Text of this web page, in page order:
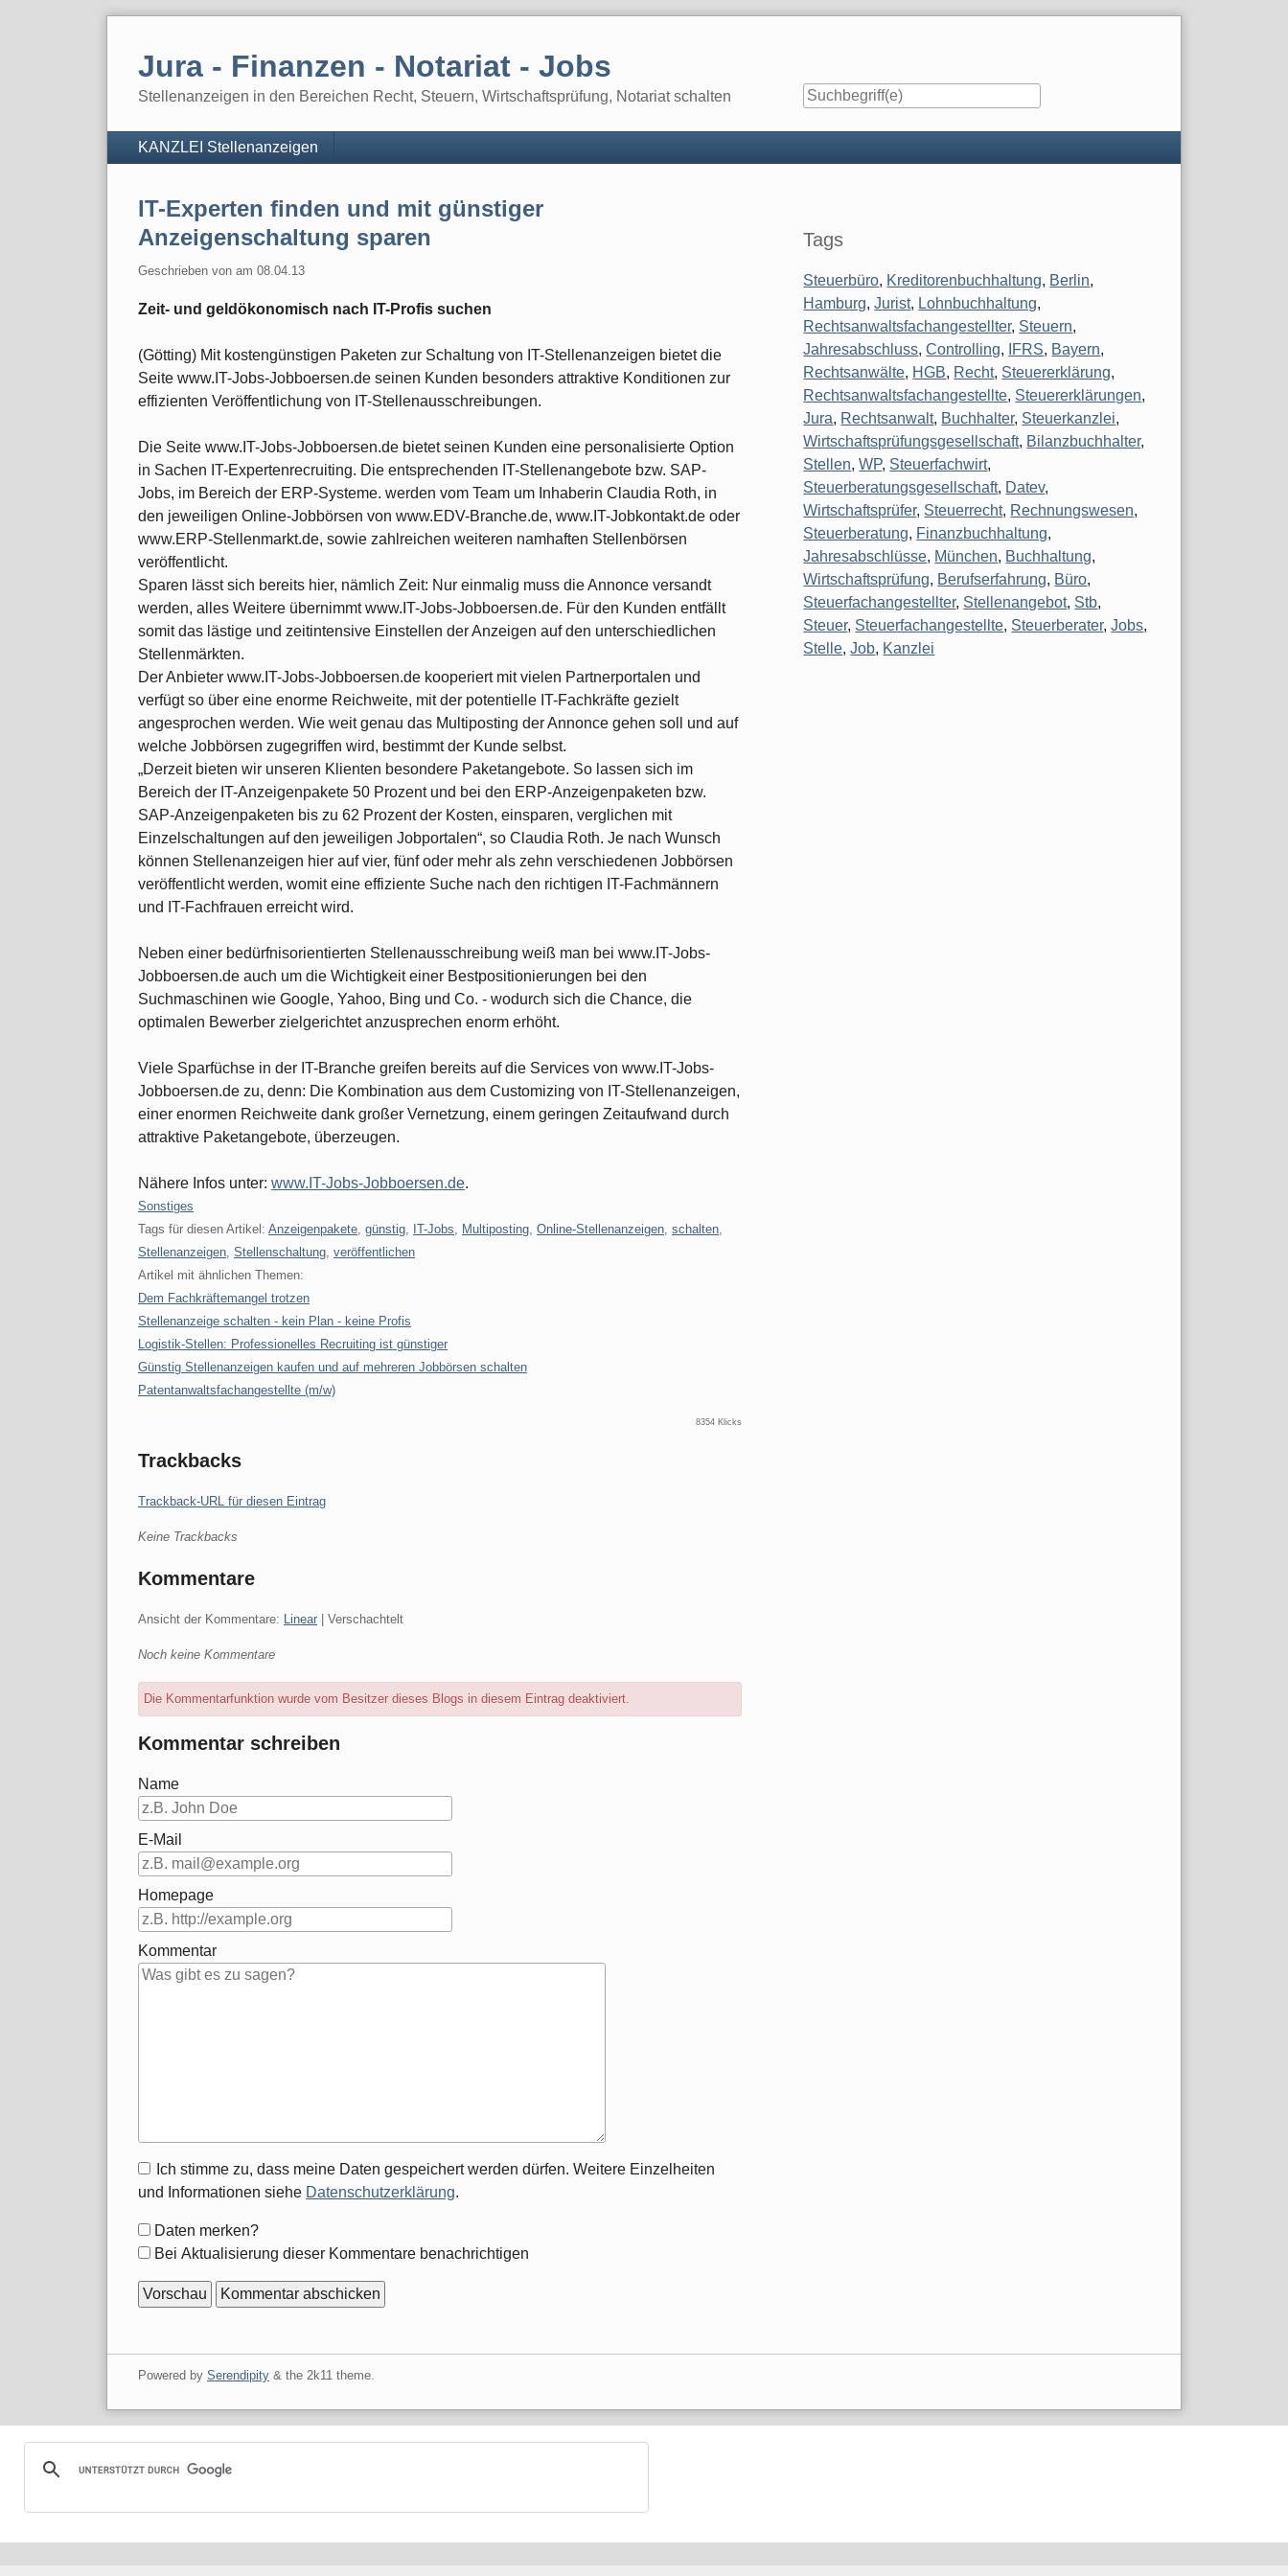
Jura - Finanzen - Notariat - Jobs
Stellenanzeigen in den Bereichen Recht, Steuern, Wirtschaftsprüfung, Notariat schalten
Navigation
KANZLEI Stellenanzeigen
IT-Experten finden und mit günstiger
Anzeigenschaltung sparen
Geschrieben von am 08.04.13
Zeit- und geldökonomisch nach IT-Profis suchen
(Götting) Mit kostengünstigen Paketen zur Schaltung von IT-Stellenanzeigen bietet die
Seite www.IT-Jobs-Jobboersen.de seinen Kunden besonders attraktive Konditionen zur
effizienten Veröffentlichung von IT-Stellenausschreibungen.
Die Seite www.IT-Jobs-Jobboersen.de bietet seinen Kunden eine personalisierte Option
in Sachen IT-Expertenrecruiting. Die entsprechenden IT-Stellenangebote bzw. SAP-
Jobs, im Bereich der ERP-Systeme. werden vom Team um Inhaberin Claudia Roth, in
den jeweiligen Online-Jobbörsen von www.EDV-Branche.de, www.IT-Jobkontakt.de oder
www.ERP-Stellenmarkt.de, sowie zahlreichen weiteren namhaften Stellenbörsen
veröffentlicht.
Sparen lässt sich bereits hier, nämlich Zeit: Nur einmalig muss die Annonce versandt
werden, alles Weitere übernimmt www.IT-Jobs-Jobboersen.de. Für den Kunden entfällt
somit das lästige und zeitintensive Einstellen der Anzeigen auf den unterschiedlichen
Stellenmärkten.
Der Anbieter www.IT-Jobs-Jobboersen.de kooperiert mit vielen Partnerportalen und
verfügt so über eine enorme Reichweite, mit der potentielle IT-Fachkräfte gezielt
angesprochen werden. Wie weit genau das Multiposting der Annonce gehen soll und auf
welche Jobbörsen zugegriffen wird, bestimmt der Kunde selbst.
„Derzeit bieten wir unseren Klienten besondere Paketangebote. So lassen sich im
Bereich der IT-Anzeigenpakete 50 Prozent und bei den ERP-Anzeigenpaketen bzw.
SAP-Anzeigenpaketen bis zu 62 Prozent der Kosten, einsparen, verglichen mit
Einzelschaltungen auf den jeweiligen Jobportalen“, so Claudia Roth. Je nach Wunsch
können Stellenanzeigen hier auf vier, fünf oder mehr als zehn verschiedenen Jobbörsen
veröffentlicht werden, womit eine effiziente Suche nach den richtigen IT-Fachmännern
und IT-Fachfrauen erreicht wird.
Neben einer bedürfnisorientierten Stellenausschreibung weiß man bei www.IT-Jobs-
Jobboersen.de auch um die Wichtigkeit einer Bestpositionierungen bei den
Suchmaschinen wie Google, Yahoo, Bing und Co. - wodurch sich die Chance, die
optimalen Bewerber zielgerichtet anzusprechen enorm erhöht.
Viele Sparfüchse in der IT-Branche greifen bereits auf die Services von www.IT-Jobs-
Jobboersen.de zu, denn: Die Kombination aus dem Customizing von IT-Stellenanzeigen,
einer enormen Reichweite dank großer Vernetzung, einem geringen Zeitaufwand durch
attraktive Paketangebote, überzeugen.
Nähere Infos unter: www.IT-Jobs-Jobboersen.de.
Kategorien:
Sonstiges
Tags für diesen Artikel: Anzeigenpakete, günstig, IT-Jobs, Multiposting, Online-Stellenanzeigen, schalten,
Stellenanzeigen, Stellenschaltung, veröffentlichen
Artikel mit ähnlichen Themen:
Dem Fachkräftemangel trotzen
Stellenanzeige schalten - kein Plan - keine Profis
Logistik-Stellen: Professionelles Recruiting ist günstiger
Günstig Stellenanzeigen kaufen und auf mehreren Jobbörsen schalten
Patentanwaltsfachangestellte (m/w)
8354 Klicks
Trackbacks
Trackback-URL für diesen Eintrag
Keine Trackbacks
Kommentare
Ansicht der Kommentare: Linear | Verschachtelt
Noch keine Kommentare
Die Kommentarfunktion wurde vom Besitzer dieses Blogs in diesem Eintrag deaktiviert.
Kommentar schreiben
Name
E-Mail
Homepage
Kommentar
Antwort
zu
Ich stimme zu, dass meine Daten gespeichert werden dürfen. Weitere Einzelheiten
und Informationen siehe Datenschutzerklärung.
Formular-
Optionen
Daten merken?
Bei Aktualisierung dieser Kommentare benachrichtigen
Tags
Steuerbüro, Kreditorenbuchhaltung, Berlin,
Hamburg,Jurist, Lohnbuchhaltung,
Rechtsanwaltsfachangestellter, Steuern,
Jahresabschluss,Controlling, IFRS, Bayern,
Rechtsanwälte, HGB, Recht, Steuererklärung,
Rechtsanwaltsfachangestellte, Steuererklärungen,
Jura, Rechtsanwalt, Buchhalter, Steuerkanzlei,
Wirtschaftsprüfungsgesellschaft, Bilanzbuchhalter,
Stellen,WP, Steuerfachwirt,
Steuerberatungsgesellschaft, Datev,
Wirtschaftsprüfer, Steuerrecht, Rechnungswesen,
Steuerberatung, Finanzbuchhaltung,
Jahresabschlüsse, München, Buchhaltung,
Wirtschaftsprüfung, Berufserfahrung, Büro,
Steuerfachangestellter, Stellenangebot, Stb,
Steuer, Steuerfachangestellte, Steuerberater,Jobs,
Stelle,Job, Kanzlei
Powered by Serendipity& the 2k11theme.